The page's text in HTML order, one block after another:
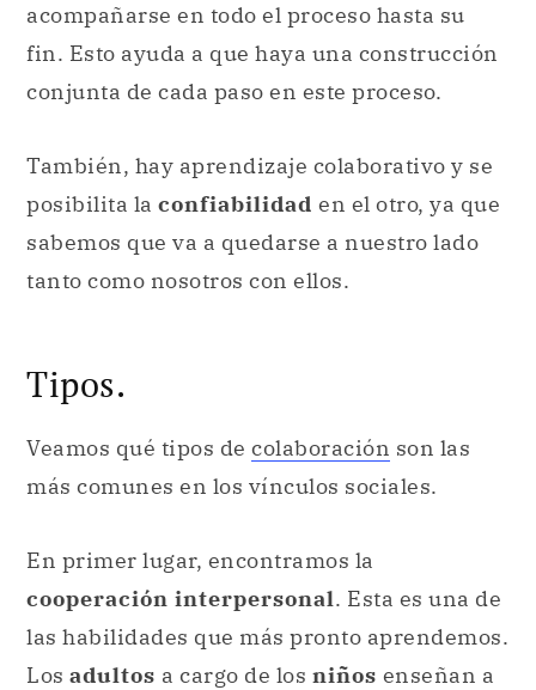
acompañarse en todo el proceso hasta su
fin. Esto ayuda a que haya una construcción
conjunta de cada paso en este proceso.
También, hay aprendizaje colaborativo y se
posibilita la confiabilidad en el otro, ya que
sabemos que va a quedarse a nuestro lado
tanto como nosotros con ellos.
Tipos.
Veamos qué tipos de colaboración son las
más comunes en los vínculos sociales.
En primer lugar, encontramos la
cooperación interpersonal. Esta es una de
las habilidades que más pronto aprendemos.
Los adultos a cargo de los niños enseñan a